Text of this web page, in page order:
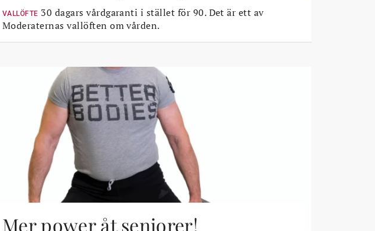
VALLÖFTE 30 dagars vårdgaranti i stället för 90. Det är ett av
Moderaternas vallöften om vården.
Mer power åt seniorer!